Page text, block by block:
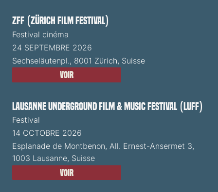
ZFF (Zürich Film Festival)
Festival cinéma
24 SEPTEMBRE 2026
Sechseläutenpl., 8001 Zürich, Suisse
Voir
Lausanne Underground Film & Music Festival (LUFF)
Festival
14 OCTOBRE 2026
Esplanade de Montbenon, All. Ernest-Ansermet 3,
1003 Lausanne, Suisse
Voir